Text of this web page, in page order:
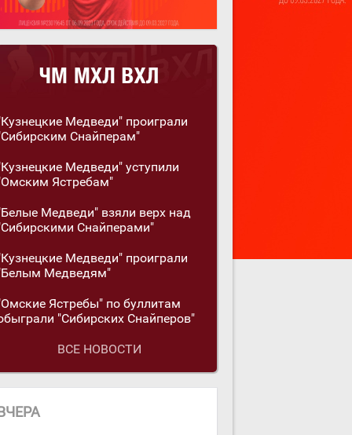
Медведи" проиграли
Снайперам"
Медведи" уступили
Ястребам"
Медведи" взяли верх над
Снайперами"
Медведи" проиграли
Медведям"
Ястребы" по буллитам
"Сибирских Снайперов"
ВСЕ НОВОСТИ